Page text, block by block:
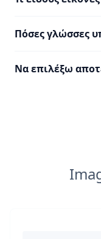
Πόσες γλώσσες
Να επιλέξω